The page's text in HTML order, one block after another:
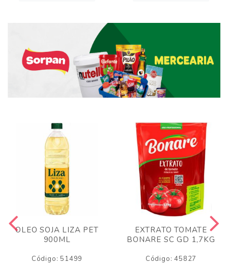
OLEO SOJA LIZA PET
900ML
Código: 51499
EXTRATO TOMATE
BONARE SC GD 1,7KG
Código: 45827